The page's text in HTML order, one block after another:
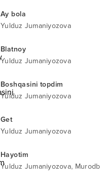
Ay bola
Yulduz Jumaniyozova
Blatnoy
Yulduz Jumaniyozova
Boshqasini topdim
Yulduz Jumaniyozova
Get
Yulduz Jumaniyozova
Hayotim
Yulduz Jumaniyozova,